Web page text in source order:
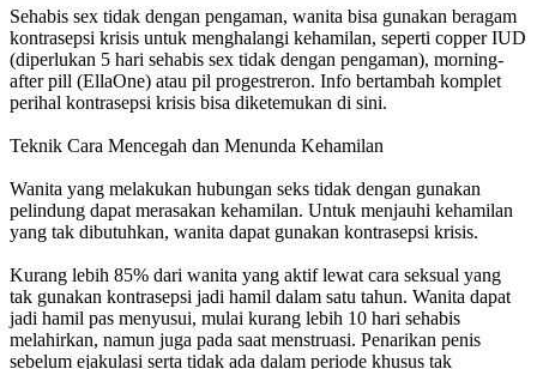
Sehabis sex tidak dengan pengaman, wanita bisa gunakan beragam
kontrasepsi krisis untuk menghalangi kehamilan, seperti copper IUD
(diperlukan 5 hari sehabis sex tidak dengan pengaman), morning-
after pill (EllaOne) atau pil progestreron. Info bertambah komplet
perihal kontrasepsi krisis bisa diketemukan di sini.
Teknik Cara Mencegah dan Menunda Kehamilan
Wanita yang melakukan hubungan seks tidak dengan gunakan
pelindung dapat merasakan kehamilan. Untuk menjauhi kehamilan
yang tak dibutuhkan, wanita dapat gunakan kontrasepsi krisis.
Kurang lebih 85% dari wanita yang aktif lewat cara seksual yang
tak gunakan kontrasepsi jadi hamil dalam satu tahun. Wanita dapat
jadi hamil pas menyusui, mulai kurang lebih 10 hari sehabis
melahirkan, namun juga pada saat menstruasi. Penarikan penis
sebelum ejakulasi serta tidak ada dalam periode khusus tak